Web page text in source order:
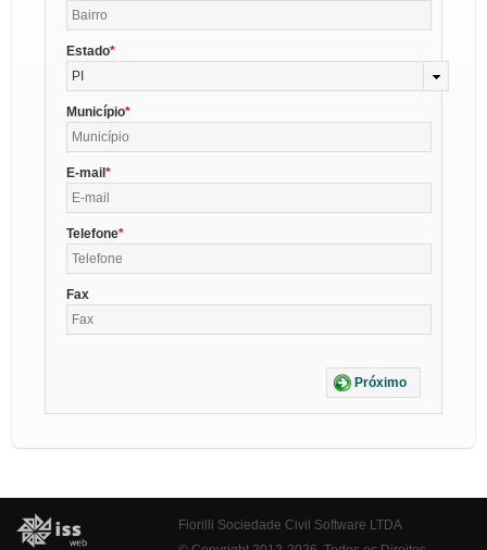
Estado
PI
Município
E-mail
Telefone
Fax
Próximo
Fiorilli Sociedade Civil Software LTDA